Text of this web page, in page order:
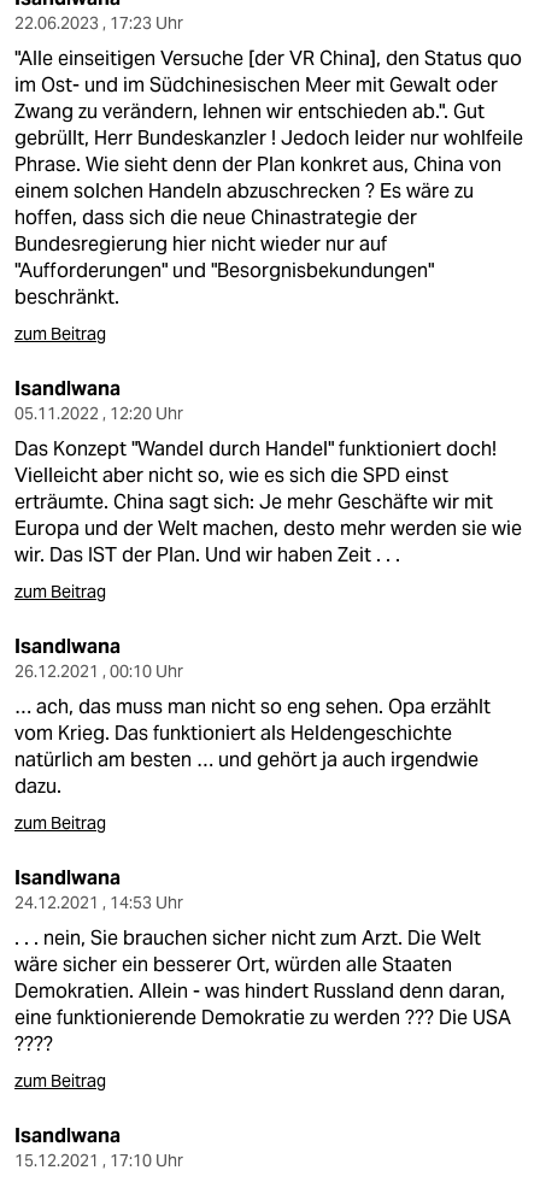
22.06.2023 , 17:23 Uhr
"Alle einseitigen Versuche [der VR China], den Status quo
im Ost- und im Südchinesischen Meer mit Gewalt oder
Zwang zu verändern, lehnen wir entschieden ab.". Gut
gebrüllt, Herr Bundeskanzler ! Jedoch leider nur wohlfeile
Phrase. Wie sieht denn der Plan konkret aus, China von
einem solchen Handeln abzuschrecken ? Es wäre zu
hoffen, dass sich die neue Chinastrategie der
Bundesregierung hier nicht wieder nur auf
"Aufforderungen" und "Besorgnisbekundungen"
beschränkt.
zum Beitrag
Isandlwana
05.11.2022 , 12:20 Uhr
Das Konzept "Wandel durch Handel" funktioniert doch!
Vielleicht aber nicht so, wie es sich die SPD einst
erträumte. China sagt sich: Je mehr Geschäfte wir mit
Europa und der Welt machen, desto mehr werden sie wie
wir. Das IST der Plan. Und wir haben Zeit . . .
zum Beitrag
Isandlwana
26.12.2021 , 00:10 Uhr
… ach, das muss man nicht so eng sehen. Opa erzählt
vom Krieg. Das funktioniert als Heldengeschichte
natürlich am besten … und gehört ja auch irgendwie
dazu.
zum Beitrag
Isandlwana
24.12.2021 , 14:53 Uhr
. . . nein, Sie brauchen sicher nicht zum Arzt. Die Welt
wäre sicher ein besserer Ort, würden alle Staaten
Demokratien. Allein - was hindert Russland denn daran,
eine funktionierende Demokratie zu werden ??? Die USA
????
zum Beitrag
Isandlwana
15.12.2021 , 17:10 Uhr